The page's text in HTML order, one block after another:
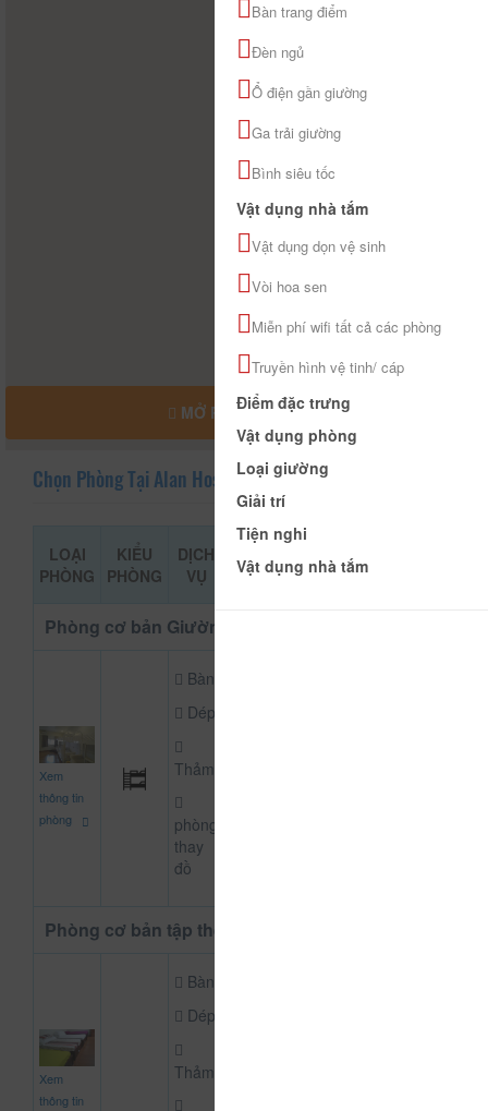
MỞ RỘNG BẢN ĐỒ
Chọn Phòng Tại Alan Hostel
LOẠI
PHÒNG
KIỂU
PHÒNG
DỊCH
VỤ
KHẢO
Phòng cơ bản Giường tầng
Xem
thông tin
phòng
Bàn
Dép
Thảm
phòng
thay
đồ
Phòng cơ bản tập thể
Xem
thông tin
Bàn
Dép
Thảm
Bàn trang điểm
Đèn ngủ
Ổ điện gần giường
Ga trải giường
Bình siêu tốc
Vật dụng nhà tắm
Vật dụng dọn vệ sinh
Vòi hoa sen
Miễn phí wifi tất cả các phòng
Truyền hình vệ tinh/ cáp
Điểm đặc trưng
Vật dụng phòng
Loại giường
Giải trí
Tiện nghi
Vật dụng nhà tắm